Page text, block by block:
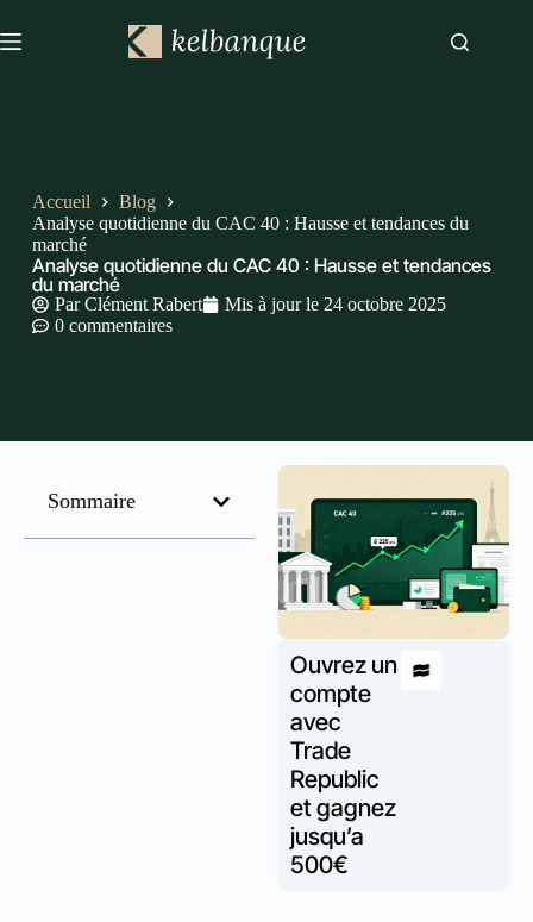
Accueil
Blog
Analyse quotidienne du CAC 40 : Hausse et tendances du
marché
Analyse quotidienne du CAC 40 : Hausse et tendances
du marché
ParClément Rabert Mis à jour le 24 octobre 2025
0 commentaires
Sommaire
Ouvrez un
compte
avec
Trade
Republic
et gagnez
jusqu’a
500€